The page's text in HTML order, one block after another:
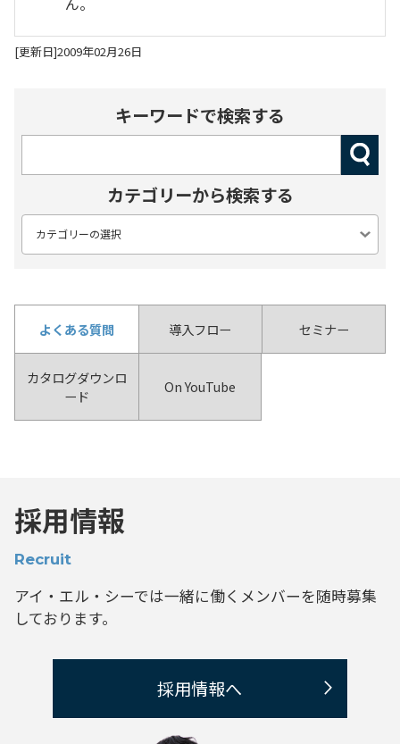
[更新日]2009年02月26日
キーワードで検索する
カテゴリーから検索する
よくある質問 導入フロー セミナー
カタログダウンロ
ード
On YouTube
採用情報
Recruit
アイ・エル・シーでは一緒に働くメンバーを随時募集
しております。
採用情報へ